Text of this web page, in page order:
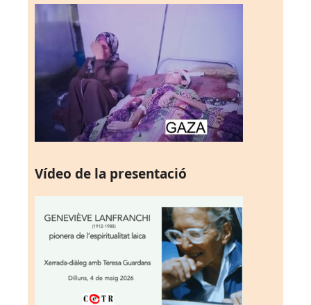
Vídeo de la presentació